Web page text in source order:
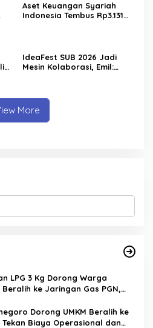
Aset Keuangan Syariah
Indonesia Tembus Rp3.131
IdeaFest SUB 2026 Jadi
Mesin Kolaborasi, Emil:
More
LPG 3 Kg Dorong Warga
ke Jaringan Gas PGN,
Dorong UMKM Beralih ke
Tekan Biaya Operasional dan